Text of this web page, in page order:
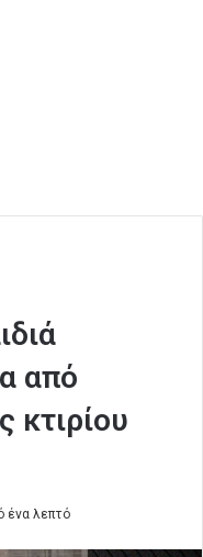
από
κτιρίου
ένα λεπτό